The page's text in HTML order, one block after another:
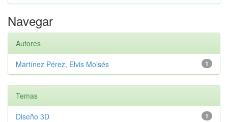
Navegar
Autores
1
Martínez Pérez, Elvis Moisés
Temas
1
Diseño 3D